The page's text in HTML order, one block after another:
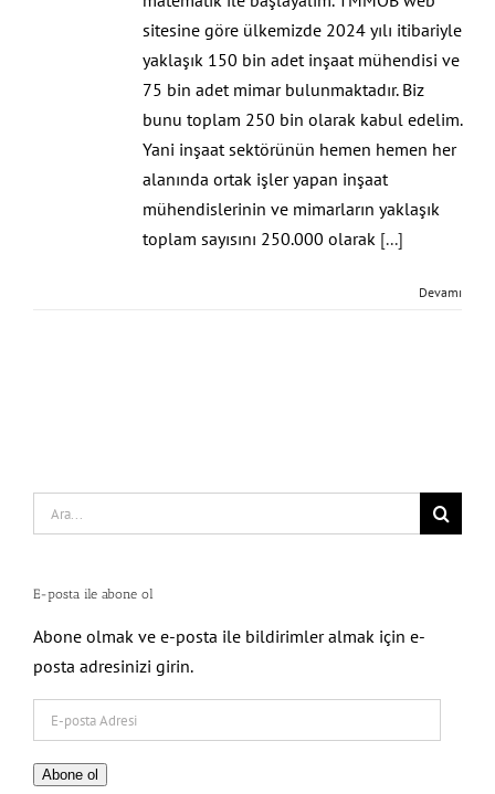
sitesine göre ülkemizde 2024 yılı itibariyle
yaklaşık 150 bin adet inşaat mühendisi ve
75 bin adet mimar bulunmaktadır. Biz
bunu toplam 250 bin olarak kabul edelim.
Yani inşaat sektörünün hemen hemen her
alanında ortak işler yapan inşaat
mühendislerinin ve mimarların yaklaşık
toplam sayısını 250.000 olarak [...]
Devamı
Search
for:
E-posta ile abone ol
Abone olmak ve e-posta ile bildirimler almak için e-
posta adresinizi girin.
posta
Adresi
Abone ol